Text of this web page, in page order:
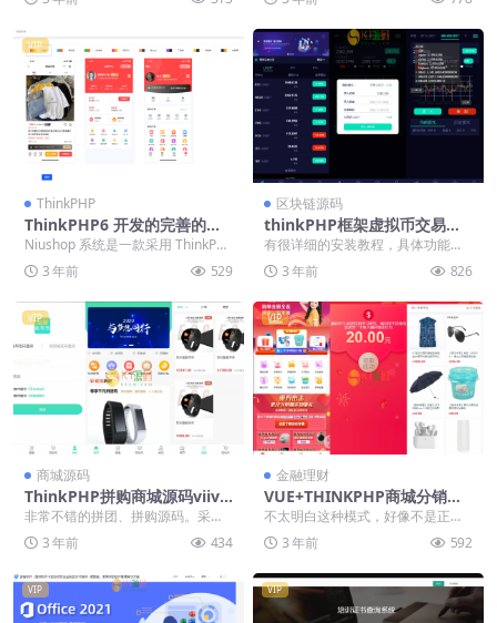
中...
VIP
ThinkPHP
ThinkPHP6 开发的完善的多
端商城系统（网页+小程序+H
Niushop 系统是一款采用 ThinkPH
P6 框架开发的完善电商系统。它
具...3 年前 529
区块链源码
thinkPHP框架虚拟币交易所
微盘交易挖矿理财投资源码下
有很详细的安装教程，具体功能看
图。 thinkPHP框架虚拟币交易所微
盘交易挖矿...
3 年前 826
VIP
商城源码
ThinkPHP拼购商城源码viiva
欢乐拼吧拼团系统源码下载
【亲测源码】
非常不错的拼团、拼购源码。采用T
hinkPHP V5.0.24开发。支持微信公
众...3 年前 434
VIP
金融理财
VUE+THINKPHP商城分销返
佣理财金融源码下载【亲测源
码】
不太明白这种模式，好像不是正经
的商城。 安装方式: 1.上传网站文件
到网站根目录...
3 年前 592
VIP VIP